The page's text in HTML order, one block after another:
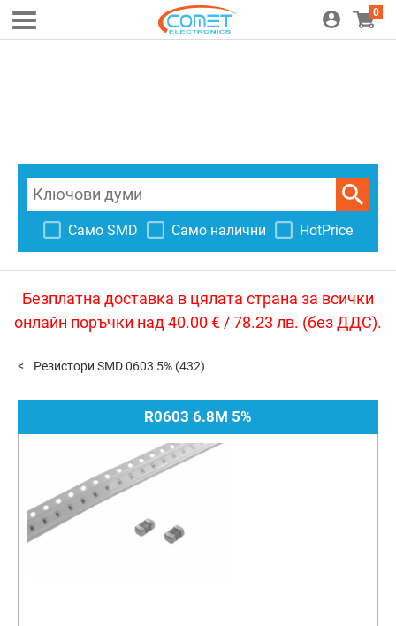
0
Само SMD Само налични HotPrice
Безплатна доставка в цялата страна за всички
онлайн поръчки над 40.00 € / 78.23 лв. (без ДДС).
Резистори SMD 0603 5% (432)
R0603 6.8M 5%